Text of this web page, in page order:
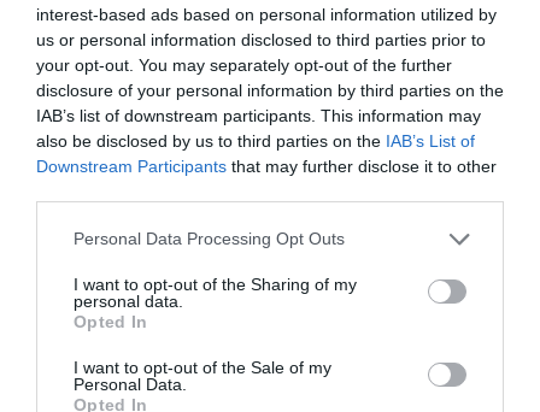
interest-based ads based on personal information utilized by
us or personal information disclosed to third parties prior to
your opt-out. You may separately opt-out of the further
disclosure of your personal information by third parties on the
IAB’s list of downstream participants. This information may
also be disclosed by us to third parties on the IAB’s List of
Downstream Participants that may further disclose it to other
Personal Data Processing Opt Outs
I want to opt-out of the Sharing of my
personal data.
Opted In
I want to opt-out of the Sale of my
Personal Data.
Opted In